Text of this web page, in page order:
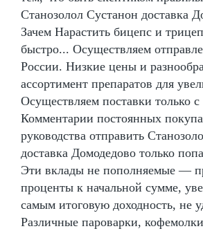
Станозолол Сустанон доставка
Зачем Нарастить бицепс и
быстро... Осуществляем
России. Низкие цены и
ассортимент препаратов для
Осуществляем поставки только
Комментарии постоянных
руководства отправить
доставка Домодедово только
Эти вклады не пополняемые —
проценты к начальной сумме,
самым итоговую доходность, не
Различные пароварки,